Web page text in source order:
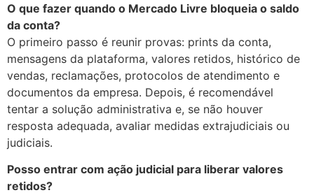
O que fazer quando o Mercado Livre bloqueia o saldo
da conta?
O primeiro passo é reunir provas: prints da conta,
mensagens da plataforma, valores retidos, histórico de
vendas, reclamações, protocolos de atendimento e
documentos da empresa. Depois, é recomendável
tentar a solução administrativa e, se não houver
resposta adequada, avaliar medidas extrajudiciais ou
judiciais.
Posso entrar com ação judicial para liberar valores
retidos?